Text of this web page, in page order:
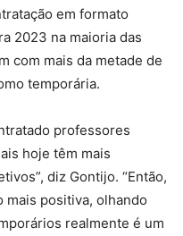
em formato
2023 na maioria das
com mais da metade de
temporária.
professores
hoje têm mais
diz Gontijo. “Então,
mais positiva, olhando
realmente é um